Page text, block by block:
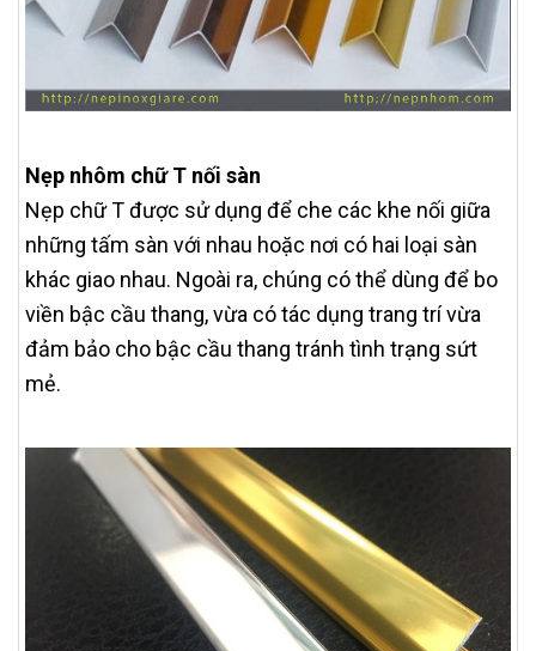
Nẹp nhôm chữ T nối sàn
Nẹp chữ T được sử dụng để che các khe nối giữa
những tấm sàn với nhau hoặc nơi có hai loại sàn
khác giao nhau. Ngoài ra, chúng có thể dùng để bo
viền bậc cầu thang, vừa có tác dụng trang trí vừa
đảm bảo cho bậc cầu thang tránh tình trạng sứt
mẻ.